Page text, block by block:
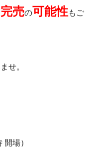
完売の可能性もご
せ。
場）